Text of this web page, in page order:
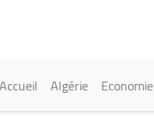
Main navigation
Accueil Algérie Economie